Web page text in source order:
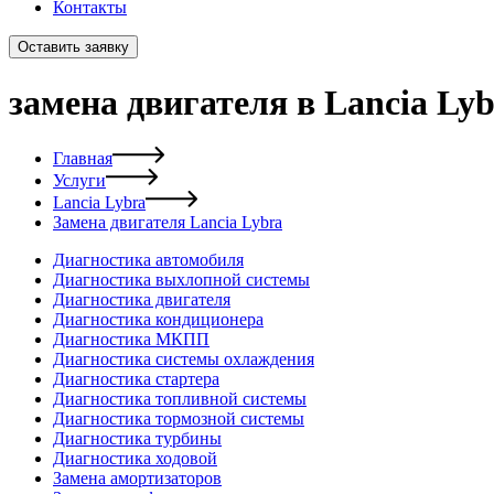
Контакты
Оставить заявку
замена двигателя в Lancia
Главная
Услуги
Lancia Lybra
Замена двигателя Lancia Lybra
Диагностика автомобиля
Диагностика выхлопной системы
Диагностика двигателя
Диагностика кондиционера
Диагностика МКПП
Диагностика системы охлаждения
Диагностика стартера
Диагностика топливной системы
Диагностика тормозной системы
Диагностика турбины
Диагностика ходовой
Замена амортизаторов